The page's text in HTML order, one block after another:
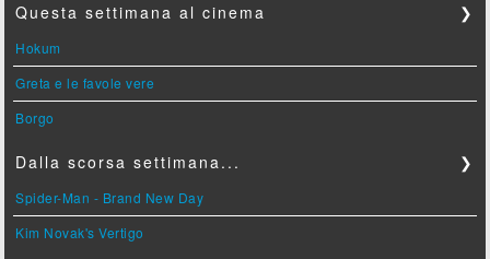
Questa settimana al cinema ❯
Hokum
Greta e le favole vere
Borgo
Dalla scorsa settimana... ❯
Spider-Man - Brand New Day
Kim Novak's Vertigo